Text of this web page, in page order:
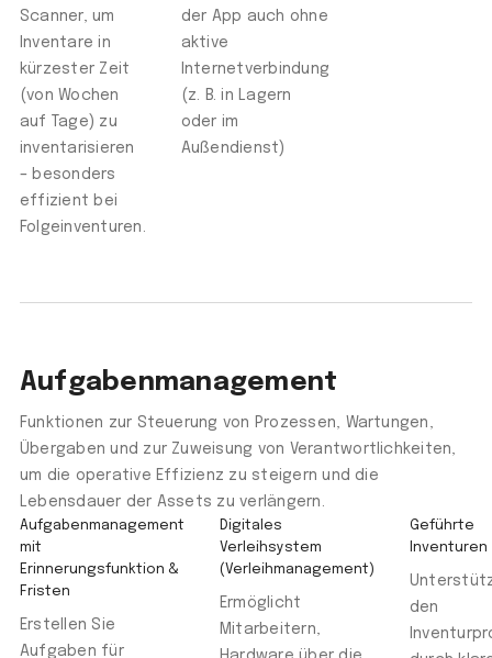
Scanner, um
Inventare in
kürzester Zeit
(von Wochen
auf Tage) zu
inventarisieren
– besonders
effizient bei
Folgeinventuren.
der App auch ohne
aktive
Internetverbindung
(z. B. in Lagern
oder im
Außendienst)
Aufgabenmanagement
Funktionen zur Steuerung von Prozessen, Wartungen,
Übergaben und zur Zuweisung von Verantwortlichkeiten,
um die operative Effizienz zu steigern und die
Lebensdauer der Assets zu verlängern.
Aufgabenmanagement
mit
Erinnerungsfunktion &
Fristen
Erstellen Sie
Aufgaben für
Digitales
Verleihsystem
(Verleihmanagement)
Ermöglicht
Mitarbeitern,
Geführte
Inventuren
den